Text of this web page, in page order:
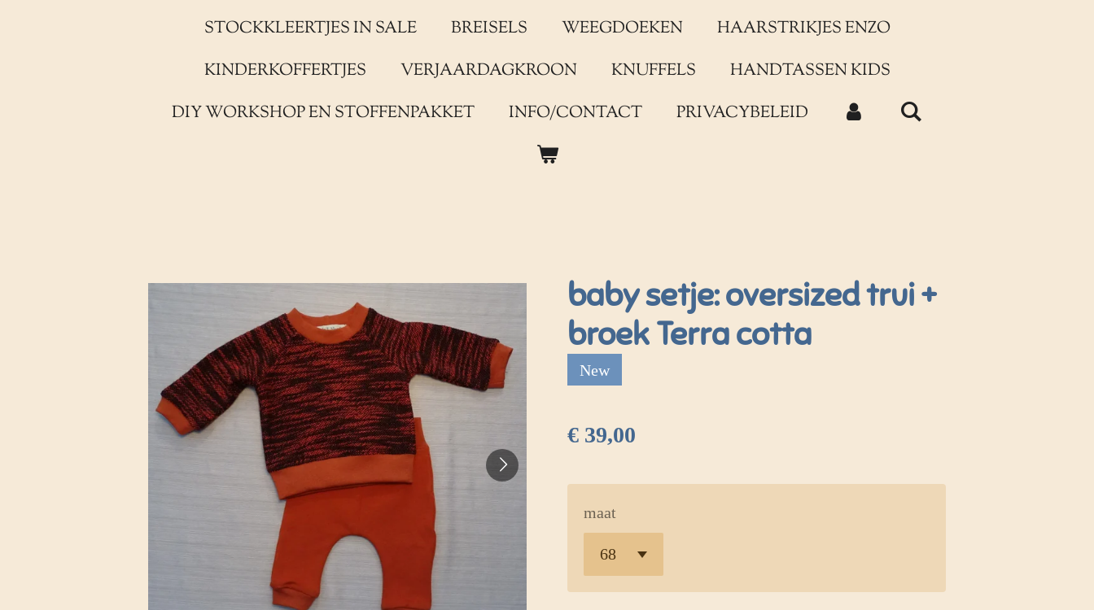
STOCKKLEERTJES IN SALE
BREISELS WEEGDOEKEN
HAARSTRIKJES ENZO
KINDERKOFFERTJES
VERJAARDAGKROON KNUFFELS
HANDTASSEN KIDS
DIY WORKSHOP EN STOFFENPAKKET
INFO/CONTACT PRIVACYBELEID
baby setje: oversized trui +
broek Terra cotta
New
€ 39,00
maat